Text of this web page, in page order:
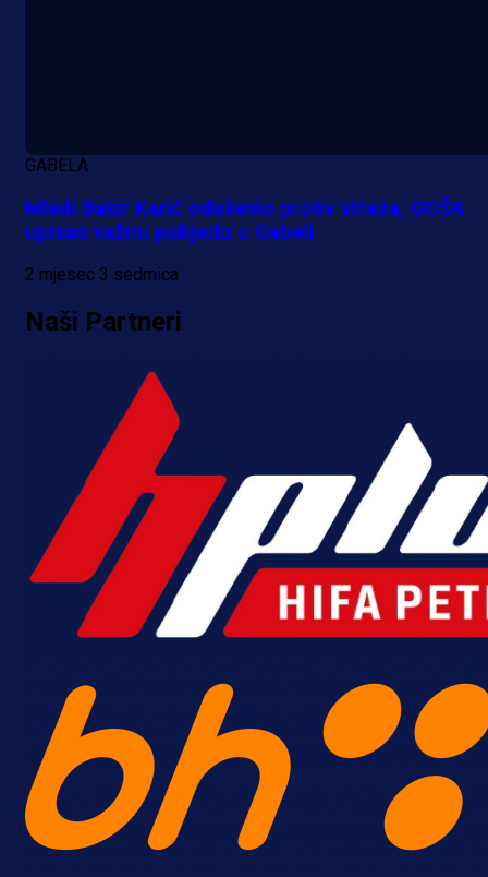
Više vijesti
GABELA
Mladi Bakir Karić oduševio protiv Viteza, GOŠK
upisao važnu pobjedu u Gabeli
2 mjesec 3 sedmica
Naši Partneri